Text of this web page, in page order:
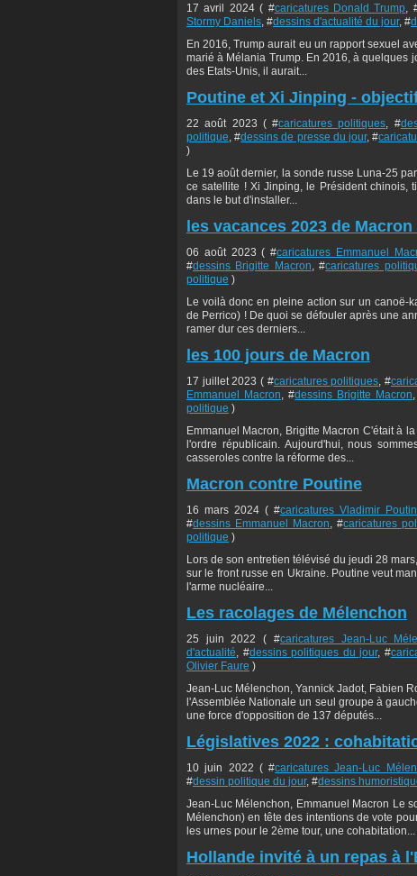
17 avril 2024 ( #caricatures Donald Trump,
Stormy Daniels, #dessins d'actualité du jour, #
En 2016, Trump aurait eu un rapport sexuel
marié à Mélania Trump. En 2016, à quelques
des Etats-Unis, il aurait...
Poutine et Xi Jinping -
22 août 2023 ( #caricatures politiques, #
politique, #dessins de presse du jour, #
)
Le 19 août dernier, la sonde russe Luna-25
ce satellite ! Xi Jinping, le Président chinois,
dans le but d'installer...
les vacances 2023 de
06 août 2023 ( #caricatures Emmanuel
#dessins Brigitte Macron, #caricatures
politique )
Le voilà donc en pleine action sur un canoë-
de Perrico) ! De quoi se défouler après une
ramer dur ces derniers...
les 100 jours de Macron
17 juillet 2023 ( #caricatures politiques, #
Emmanuel Macron, #dessins Brigitte Macron
politique )
Emmanuel Macron, Brigitte Macron C'était à
l'ordre républicain. Aujourd'hui, nous
casseroles contre la réforme des...
Macron contre Poutine
16 mars 2024 ( #caricatures Vladimir
#dessins Emmanuel Macron, #caricatures
politique )
Lors de son entretien télévisé du jeudi 28
sur le front russe en Ukraine. Poutine veut
l'arme nucléaire...
Les racolages de Mélenchon
25 juin 2022 ( #caricatures Jean-Luc
d'actualité, #dessins politiques du jour, #
Olivier Faure )
Jean-Luc Mélenchon, Yannick Jadot, Fabien
l'Assemblée Nationale un seul groupe à
une force d'opposition de 137 députés...
Législatives 2022 :
10 juin 2022 ( #caricatures Jean-Luc
#dessin politique du jour, #dessins
Jean-Luc Mélenchon, Emmanuel Macron Le
Mélenchon) en tête des intentions de vote
les urnes pour le 2ème tour, une cohabitation...
Hollande invité à un repas à